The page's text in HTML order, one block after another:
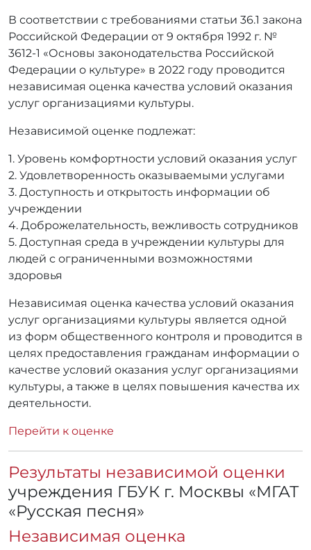
В соответствии с требованиями статьи 36.1 закона
Российской Федерации от 9 октября 1992 г. №
3612-1 «Основы законодательства Российской
Федерации о культуре» в 2022 году проводится
независимая оценка качества условий оказания
услуг организациями культуры.
Независимой оценке подлежат:
1. Уровень комфортности условий оказания услуг
2. Удовлетворенность оказываемыми услугами
3. Доступность и открытость информации об
учреждении
4. Доброжелательность, вежливость сотрудников
5. Доступная среда в учреждении культуры для
людей с ограниченными возможностями
здоровья
Независимая оценка качества условий оказания
услуг организациями культуры является одной
из форм общественного контроля и проводится в
целях предоставления гражданам информации о
качестве условий оказания услуг организациями
культуры, а также в целях повышения качества их
деятельности.
Перейти к оценке
Результаты независимой оценки
учреждения ГБУК г. Москвы «МГАТ
«Русская песня»
Независимая оценка